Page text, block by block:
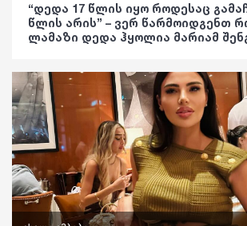
რეგიონი
სოც. მედია
სპორტი
მსოფლიო
ეკონომიკა
სამართალი
რჩევები
ვიდეო
საზოგადოება
განათლება
ჯანდაცვა
კულტურა
გართობა
“დედა 17 წლის იყო როდესაც
წლის არის” – ვერ წარმოიდგენთ
ლამაზი დედა ჰყოლია მარიამ